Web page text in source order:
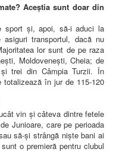
Aceștia sunt doar din
sport și, apoi, să-i aduci la
transportul, dacă nu
lor sunt de pe raza
Moldovenești, Cheia; de
trei din Câmpia Turzii. În
în jur de 115-120
vin și câteva dintre fetele
Junioare, care pe perioada
să-și strângă niște bani ai
o premieră pentru clubul